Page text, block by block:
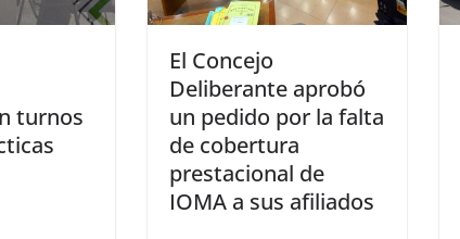
turnos
El Concejo
Deliberante aprobó
un pedido por la falta
de cobertura
prestacional de
IOMA a sus afiliados